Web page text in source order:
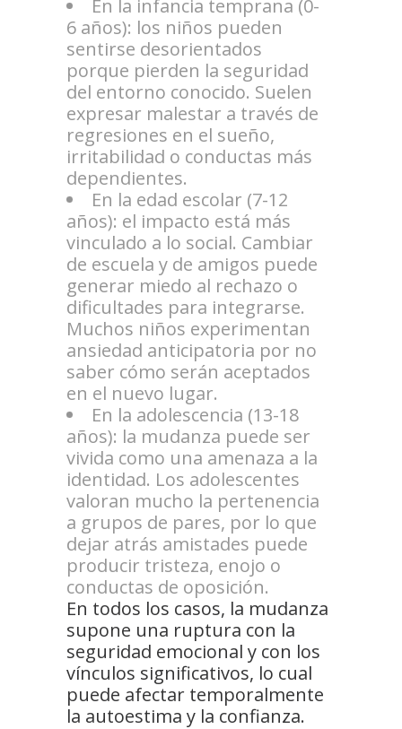
En la infancia temprana (0-
6 años): los niños pueden
sentirse desorientados
porque pierden la seguridad
del entorno conocido. Suelen
expresar malestar a través de
regresiones en el sueño,
irritabilidad o conductas más
dependientes.
En la edad escolar (7-12
años): el impacto está más
vinculado a lo social. Cambiar
de escuela y de amigos puede
generar miedo al rechazo o
dificultades para integrarse.
Muchos niños experimentan
ansiedad anticipatoria por no
saber cómo serán aceptados
en el nuevo lugar.
En la adolescencia (13-18
años): la mudanza puede ser
vivida como una amenaza a la
identidad. Los adolescentes
valoran mucho la pertenencia
a grupos de pares, por lo que
dejar atrás amistades puede
producir tristeza, enojo o
conductas de oposición.
En todos los casos, la mudanza
supone una ruptura con la
seguridad emocional y con los
vínculos significativos, lo cual
puede afectar temporalmente
la autoestima y la confianza.